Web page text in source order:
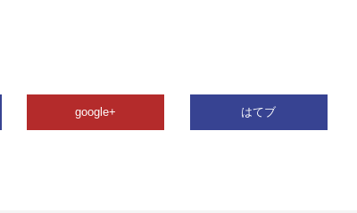
google+ はてブ